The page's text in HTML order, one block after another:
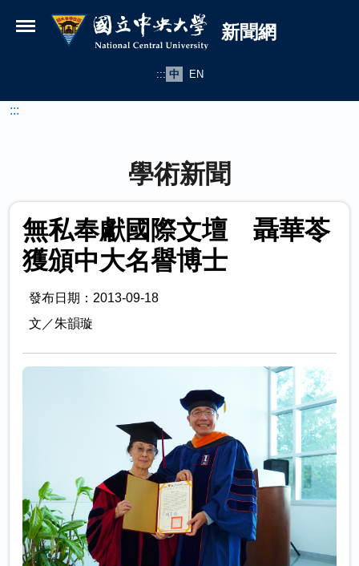
國立中央大學新聞網
新聞網
::: 中 EN
:::
學術新聞
無私奉獻國際文壇 聶華苓
獲頒中大名譽博士
發布日期：2013-09-18
文／朱韻璇